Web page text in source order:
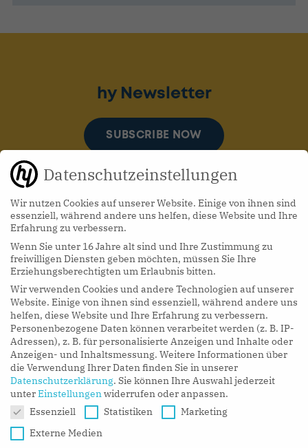
hy Podcasts
LISTEN NOW
hy Newsletter
SUBSCRIBE NOW
Datenschutzeinstellungen
Wir nutzen Cookies auf unserer Website. Einige von ihnen sind
essenziell, während andere uns helfen, diese Website und Ihre
Erfahrung zu verbessern.
Wenn Sie unter 16 Jahre alt sind und Ihre Zustimmung zu
freiwilligen Diensten geben möchten, müssen Sie Ihre
Erziehungsberechtigten um Erlaubnis bitten.
Wir verwenden Cookies und andere Technologien auf unserer
Website. Einige von ihnen sind essenziell, während andere uns
helfen, diese Website und Ihre Erfahrung zu verbessern.
Personenbezogene Daten können verarbeitet werden (z. B. IP-
Adressen), z. B. für personalisierte Anzeigen und Inhalte oder
Anzeigen- und Inhaltsmessung. Weitere Informationen über
die Verwendung Ihrer Daten finden Sie in unserer
Datenschutzerklärung. Sie können Ihre Auswahl jederzeit
unterEinstellungenwiderrufen oder anpassen.
Datenschutzeinstellungen
Essenziell Statistiken
Marketing
Externe Medien